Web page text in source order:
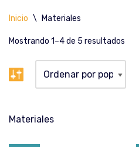
Inicio \ Materiales
Mostrando 1–4 de 5 resultados
Materiales